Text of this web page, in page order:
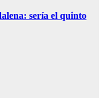
sería el quinto